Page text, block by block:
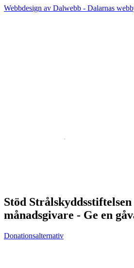
Webbdesign av Dalwebb - Dalarnas
Stöd
månadsgivare - Ge en
Donationsalternativ